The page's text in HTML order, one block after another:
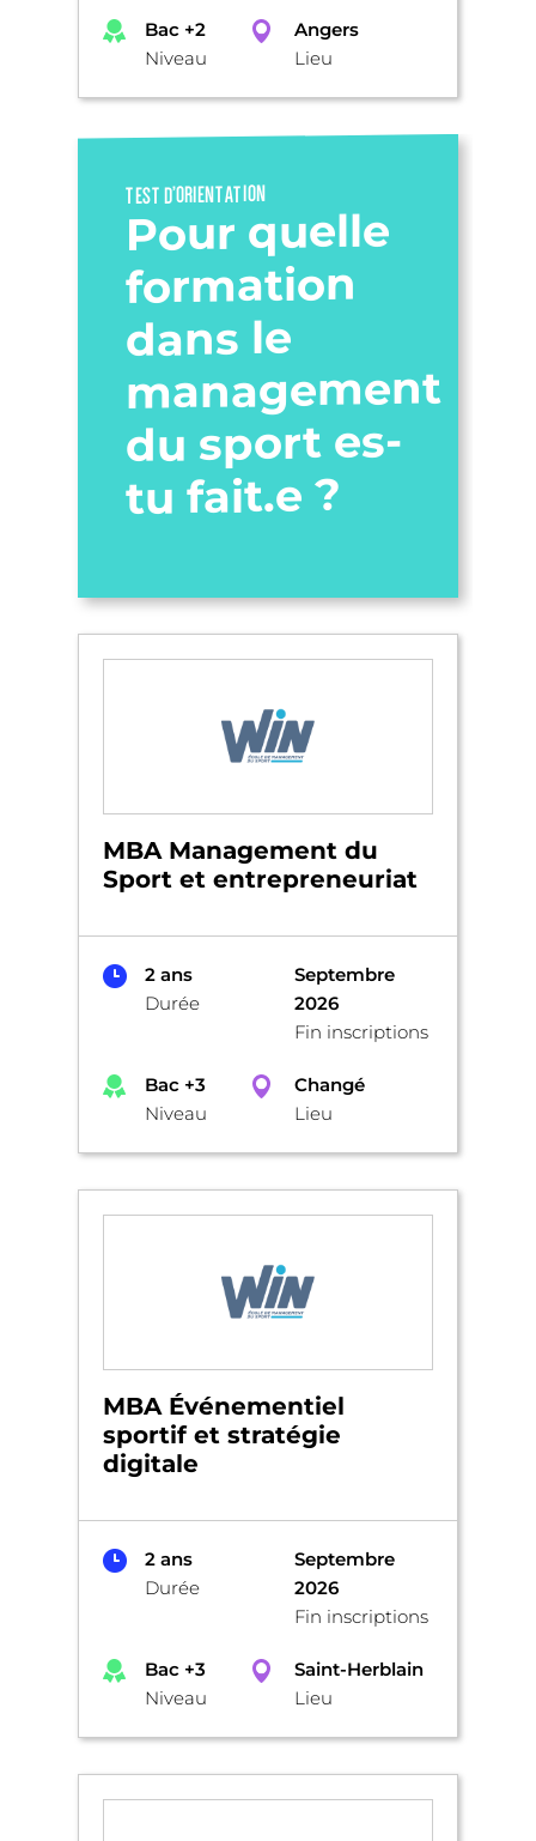
Bac +2
Niveau
Angers
Lieu
TEST D’ORIENTATION
Pour quelle
formation
dans le
management
du sport es-
tu fait.e ?
MBA Management du
Sport et entrepreneuriat
2 ans
Durée
Septembre
2026
Fin inscriptions
Bac +3
Niveau
Changé
Lieu
MBA Événementiel
sportif et stratégie
digitale
2 ans
Durée
Septembre
2026
Fin inscriptions
Bac +3
Niveau
Saint-Herblain
Lieu